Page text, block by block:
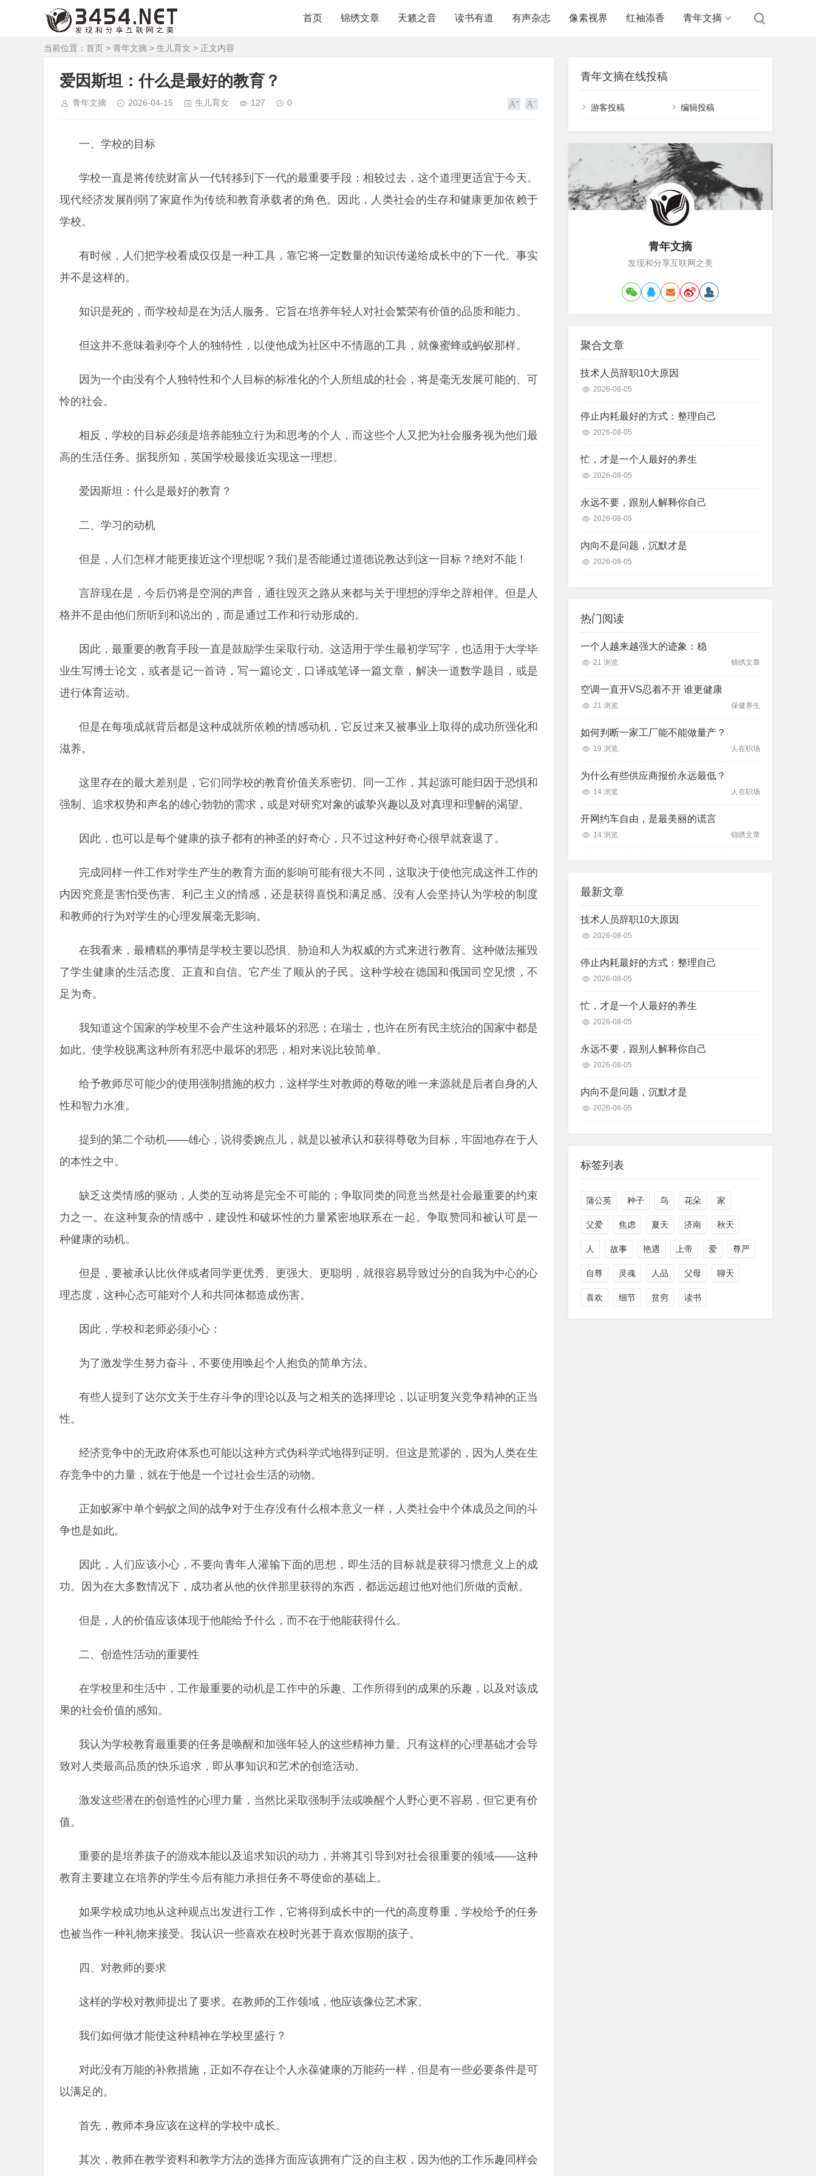
首页 锦绣文章 天籁之音 读书有道 有声杂志 像素视界 红袖添香 青年文摘
当前位置： 首页 > 青年文摘 > 生儿育女 > 正文内容
爱因斯坦：什么是最好的教育？
青年文摘 2026-04-15 生儿育女 127 0
一、学校的目标
学校一直是将传统财富从一代转移到下一代的最重要手段：相较过去，这个道理更适宜于今天。
现代经济发展削弱了家庭作为传统和教育承载者的角色。因此，人类社会的生存和健康更加依赖于
学校。
有时候，人们把学校看成仅仅是一种工具，靠它将一定数量的知识传递给成长中的下一代。事实
并不是这样的。
知识是死的，而学校却是在为活人服务。它旨在培养年轻人对社会繁荣有价值的品质和能力。
但这并不意味着剥夺个人的独特性，以使他成为社区中不情愿的工具，就像蜜蜂或蚂蚁那样。
因为一个由没有个人独特性和个人目标的标准化的个人所组成的社会，将是毫无发展可能的、可
怜的社会。
相反，学校的目标必须是培养能独立行为和思考的个人，而这些个人又把为社会服务视为他们最
高的生活任务。据我所知，英国学校最接近实现这一理想。
爱因斯坦：什么是最好的教育？
二、学习的动机
但是，人们怎样才能更接近这个理想呢？我们是否能通过道德说教达到这一目标？绝对不能！
言辞现在是，今后仍将是空洞的声音，通往毁灭之路从来都与关于理想的浮华之辞相伴。但是人
格并不是由他们所听到和说出的，而是通过工作和行动形成的。
因此，最重要的教育手段一直是鼓励学生采取行动。这适用于学生最初学写字，也适用于大学毕
业生写博士论文，或者是记一首诗，写一篇论文，口译或笔译一篇文章，解决一道数学题目，或是
进行体育运动。
但是在每项成就背后都是这种成就所依赖的情感动机，它反过来又被事业上取得的成功所强化和
滋养。
这里存在的最大差别是，它们同学校的教育价值关系密切。同一工作，其起源可能归因于恐惧和
强制、追求权势和声名的雄心勃勃的需求，或是对研究对象的诚挚兴趣以及对真理和理解的渴望。
因此，也可以是每个健康的孩子都有的神圣的好奇心，只不过这种好奇心很早就衰退了。
完成同样一件工作对学生产生的教育方面的影响可能有很大不同，这取决于使他完成这件工作的
内因究竟是害怕受伤害、利己主义的情感，还是获得喜悦和满足感。没有人会坚持认为学校的制度
和教师的行为对学生的心理发展毫无影响。
在我看来，最糟糕的事情是学校主要以恐惧、胁迫和人为权威的方式来进行教育。这种做法摧毁
了学生健康的生活态度、正直和自信。它产生了顺从的子民。这种学校在德国和俄国司空见惯，不
足为奇。
我知道这个国家的学校里不会产生这种最坏的邪恶；在瑞士，也许在所有民主统治的国家中都是
如此。使学校脱离这种所有邪恶中最坏的邪恶，相对来说比较简单。
给予教师尽可能少的使用强制措施的权力，这样学生对教师的尊敬的唯一来源就是后者自身的人
性和智力水准。
提到的第二个动机——雄心，说得委婉点儿，就是以被承认和获得尊敬为目标，牢固地存在于人
的本性之中。
缺乏这类情感的驱动，人类的互动将是完全不可能的；争取同类的同意当然是社会最重要的约束
力之一。在这种复杂的情感中，建设性和破坏性的力量紧密地联系在一起。争取赞同和被认可是一
种健康的动机。
但是，要被承认比伙伴或者同学更优秀、更强大、更聪明，就很容易导致过分的自我为中心的心
理态度，这种心态可能对个人和共同体都造成伤害。
因此，学校和老师必须小心：
为了激发学生努力奋斗，不要使用唤起个人抱负的简单方法。
有些人提到了达尔文关于生存斗争的理论以及与之相关的选择理论，以证明复兴竞争精神的正当
性。
经济竞争中的无政府体系也可能以这种方式伪科学式地得到证明。但这是荒谬的，因为人类在生
存竞争中的力量，就在于他是一个过社会生活的动物。
正如蚁冢中单个蚂蚁之间的战争对于生存没有什么根本意义一样，人类社会中个体成员之间的斗
争也是如此。
因此，人们应该小心，不要向青年人灌输下面的思想，即生活的目标就是获得习惯意义上的成
功。因为在大多数情况下，成功者从他的伙伴那里获得的东西，都远远超过他对他们所做的贡献。
但是，人的价值应该体现于他能给予什么，而不在于他能获得什么。
二、创造性活动的重要性
在学校里和生活中，工作最重要的动机是工作中的乐趣、工作所得到的成果的乐趣，以及对该成
果的社会价值的感知。
我认为学校教育最重要的任务是唤醒和加强年轻人的这些精神力量。只有这样的心理基础才会导
致对人类最高品质的快乐追求，即从事知识和艺术的创造活动。
激发这些潜在的创造性的心理力量，当然比采取强制手法或唤醒个人野心更不容易，但它更有价
值。
重要的是培养孩子的游戏本能以及追求知识的动力，并将其引导到对社会很重要的领域——这种
教育主要建立在培养的学生今后有能力承担任务不辱使命的基础上。
如果学校成功地从这种观点出发进行工作，它将得到成长中的一代的高度尊重，学校给予的任务
也被当作一种礼物来接受。我认识一些喜欢在校时光甚于喜欢假期的孩子。
四、对教师的要求
这样的学校对教师提出了要求。在教师的工作领域，他应该像位艺术家。
我们如何做才能使这种精神在学校里盛行？
对此没有万能的补救措施，正如不存在让个人永葆健康的万能药一样，但是有一些必要条件是可
以满足的。
首先，教师本身应该在这样的学校中成长。
其次，教师在教学资料和教学方法的选择方面应该拥有广泛的自主权，因为他的工作乐趣同样会
青年文摘在线投稿
游客投稿 编辑投稿
青年文摘
发现和分享互联网之美
聚合文章
技术人员辞职10大原因
2026-08-05
停止内耗最好的方式：整理自己
2026-08-05
忙，才是一个人最好的养生
2026-08-05
永远不要，跟别人解释你自己
2026-08-05
内向不是问题，沉默才是
2026-08-05
热门阅读
一个人越来越强大的迹象：稳
21 浏览 锦绣文章
空调一直开VS忍着不开 谁更健康
21 浏览 保健养生
如何判断一家工厂能不能做量产？
19 浏览 人在职场
为什么有些供应商报价永远最低？
14 浏览 人在职场
开网约车自由，是最美丽的谎言
14 浏览 锦绣文章
最新文章
技术人员辞职10大原因
2026-08-05
停止内耗最好的方式：整理自己
2026-08-05
忙，才是一个人最好的养生
2026-08-05
永远不要，跟别人解释你自己
2026-08-05
内向不是问题，沉默才是
2026-08-05
标签列表
蒲公英 种子 鸟 花朵 家
父爱 焦虑 夏天 济南 秋天
人 故事 艳遇 上帝 爱 尊严
自尊 灵魂 人品 父母 聊天
喜欢 细节 贫穷 读书